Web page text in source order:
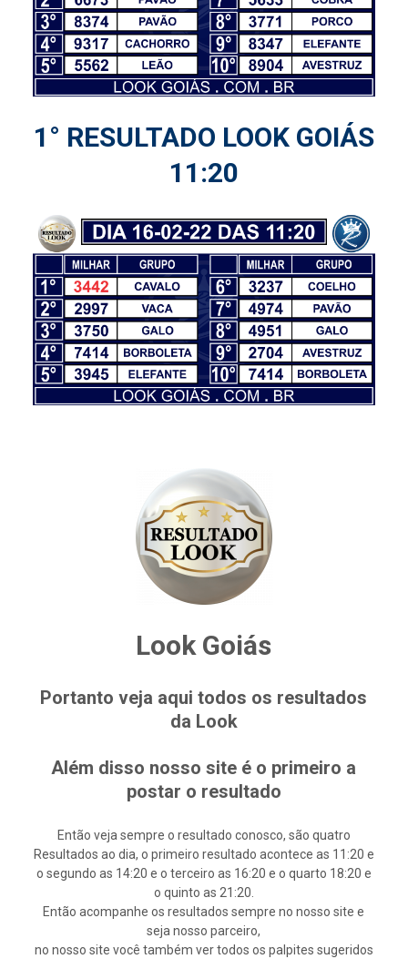
1° RESULTADO LOOK GOIÁS
11:20
Look Goiás
Portanto veja aqui todos os resultados
da Look
Além disso nosso site é o primeiro a
postar o resultado
Então veja sempre o resultado conosco, são quatro
Resultados ao dia, o primeiro resultado acontece as 11:20 e
o segundo as 14:20 e o terceiro as 16:20 e o quarto 18:20 e
o quinto as 21:20.
Então acompanhe os resultados sempre no nosso site e
seja nosso parceiro,
no nosso site você também ver todos os palpites sugeridos